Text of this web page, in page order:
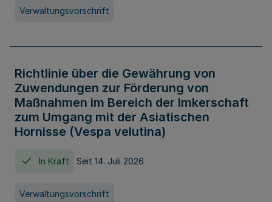
Verwaltungsvorschrift
Richtlinie über die Gewährung von
Zuwendungen zur Förderung von
Maßnahmen im Bereich der Imkerschaft
zum Umgang mit der Asiatischen
Hornisse (Vespa velutina)
In Kraft Seit 14. Juli 2026
Verwaltungsvorschrift